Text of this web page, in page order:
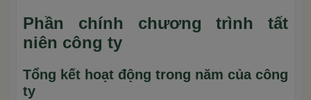
Phần chính chương trình tất
niên công ty
Tổng kết hoạt động trong năm của công
ty